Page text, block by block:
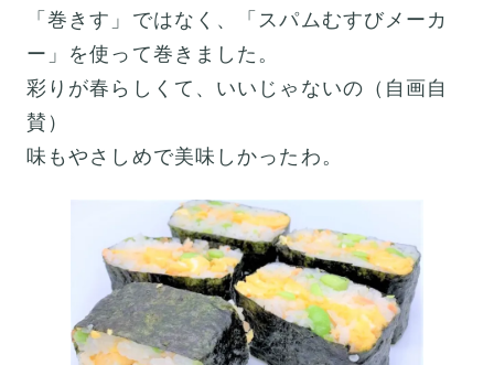
「巻きす」ではなく、「スパムむすびメーカ
ー」を使って巻きました。
彩りが春らしくて、いいじゃないの（自画自
賛）
味もやさしめで美味しかったわ。